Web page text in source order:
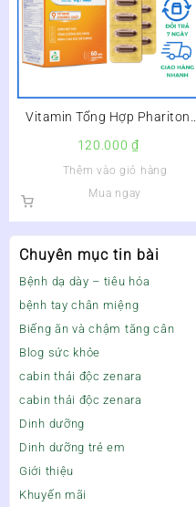
Chuyên mục tin bài
Bệnh dạ dày – tiêu hóa
bệnh tay chân miệng
Biếng ăn và chậm tăng cân
Blog sức khỏe
cabin thải độc zenara
cabin thải độc zenara
Dinh dưỡng
Dinh dưỡng trẻ em
Giới thiệu
Khuyến mãi
Vitamin Tổng Hợp Phariton
120.000₫
Thêm vào giỏ hàng
Mua ngay